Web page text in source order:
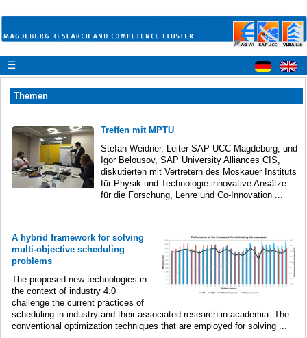
☰
Themen
Treffen mit MPTU
Stefan Weidner, Leiter SAP UCC Magdeburg, und
Igor Belousov, SAP University Alliances CIS,
diskutierten mit Vertretern des Moskauer Instituts
für Physik und Technologie innovative Ansätze
für die Forschung, Lehre und Co-Innovation ...
A hybrid framework for solving
multi-objective scheduling
problems
The proposed new technologies in
the context of industry 4.0
challenge the current practices of
scheduling in industry and their associated research in academia. The
conventional optimization techniques that are employed for solving ...